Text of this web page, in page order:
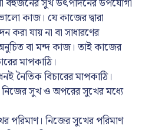
কাজ। যে কাজের দ্বারা
করা যায় না বা সাধারণের
বা মন্দ কাজ। তাই কাজের
মাপকাঠি।
নৈতিক বিচারের মাপকাঠি।
নিজের সুখ ও অপরের সুখের মধ্যে
পরিমাণ। নিজের সুখের পরিমাণ